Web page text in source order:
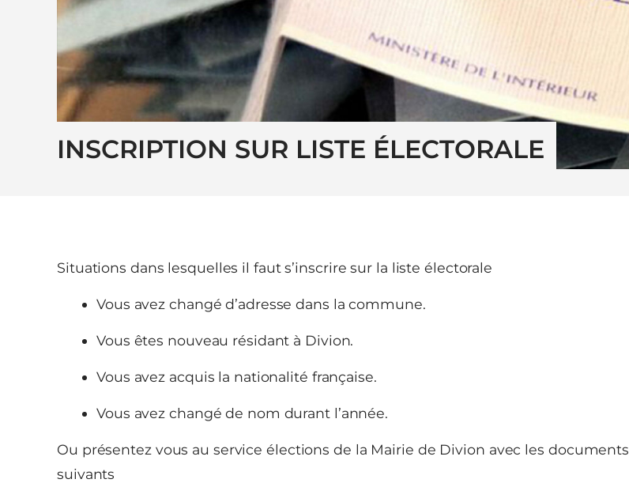
INSCRIPTION SUR LISTE ÉLECTORALE
Situations dans lesquelles il faut s’inscrire sur la liste électorale
Vous avez changé d’adresse dans la commune.
Vous êtes nouveau résidant à Divion.
Vous avez acquis la nationalité française.
Vous avez changé de nom durant l’année.
Ou présentez vous au service élections de la Mairie de Divion avec les documents
suivants